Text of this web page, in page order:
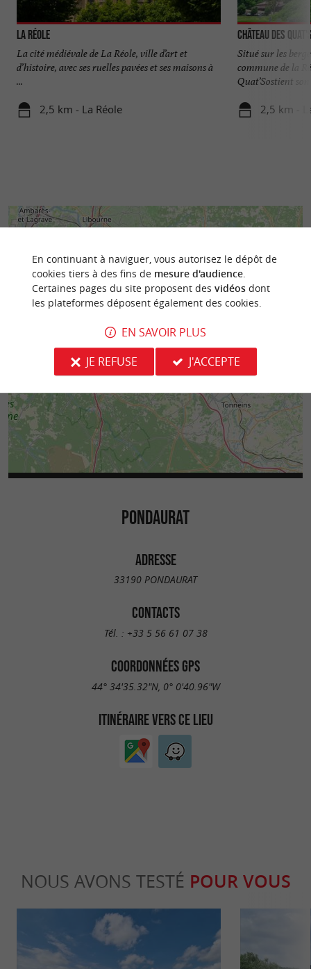
La Réole
La cité médiévale de La Réole, ville d’art et
d’histoire, avec ses ruelles pavées et ses maisons à
...
2,5 km - La Réole
Château des
Situé sur les
commune de la
Quat’Sostient son
2,5 km -
PONDAURAT
ADRESSE
33190 PONDAURAT
CONTACTS
Tél. : +33 5 56 61 07 38
COORDONNÉES GPS
44° 34'35.32"N, 0° 0'40.96"W
ITINÉRAIRE VERS CE LIEU
NOUS AVONS TESTÉ POUR VOUS
En continuant à naviguer, vous autorisez le dépôt de
cookies tiers à des fins de mesure d'audience.
Certaines pages du site proposent des vidéosdont
les plateformes déposent également des cookies.
EN SAVOIR PLUS
JE REFUSE
J'ACCEPTE